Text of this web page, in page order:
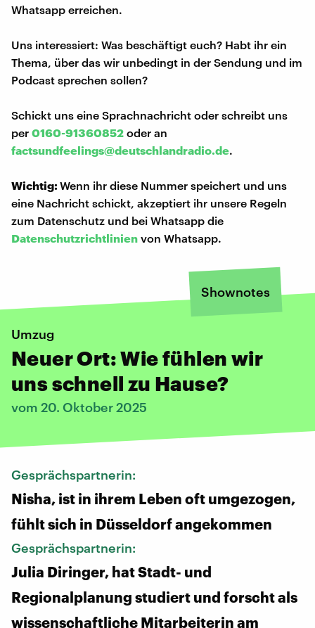
Whatsapp erreichen.
Uns interessiert: Was beschäftigt euch? Habt ihr ein
Thema, über das wir unbedingt in der Sendung und im
Podcast sprechen sollen?
Schickt uns eine Sprachnachricht oder schreibt uns
per 0160-91360852 oder an
factsundfeelings@deutschlandradio.de.
Wichtig:Wenn ihr diese Nummer speichert und uns
eine Nachricht schickt, akzeptiert ihr unsere Regeln
zum Datenschutz und bei Whatsapp die
Datenschutzrichtlinien von Whatsapp.
Shownotes
Umzug
Neuer Ort: Wie fühlen wir
uns schnell zu Hause?
vom 20. Oktober 2025
Gesprächspartnerin:
Nisha, ist in ihrem Leben oft umgezogen,
fühlt sich in Düsseldorf angekommen
Gesprächspartnerin:
Julia Diringer, hat Stadt- und
Regionalplanung studiert und forscht als
wissenschaftliche Mitarbeiterin am